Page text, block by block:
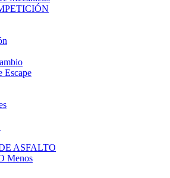
ASFALTO
Menos